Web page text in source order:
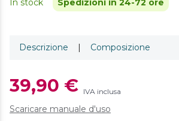
In stock Spedizioni in 24-72 ore
Descrizione | Composizione
39,90 € IVA inclusa
Scaricare manuale d'uso